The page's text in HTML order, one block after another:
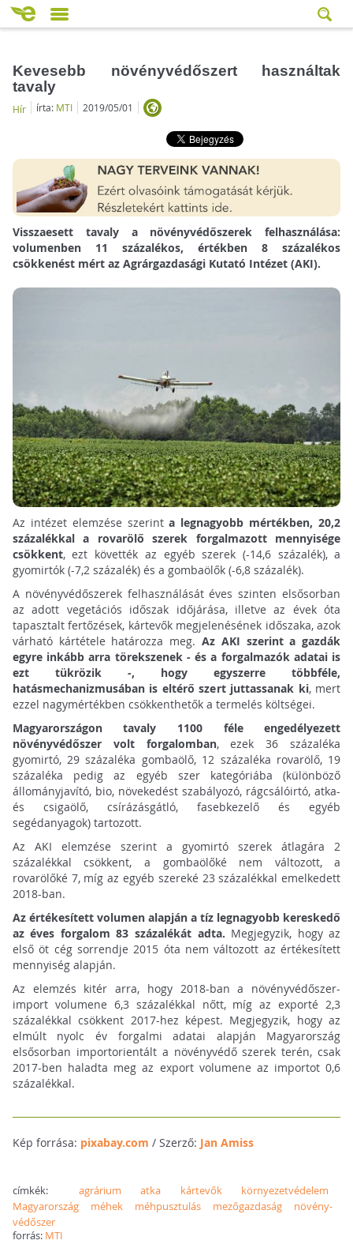
Kevesebb növényvédőszert használtak
tavaly
Hír írta: MTI 2019/05/01
Visszaesett tavaly a növényvédőszerek felhasználása:
volumenben 11 százalékos, értékben 8 százalékos
csökkenést mért az Agrárgazdasági Kutató Intézet (AKI).
Az intézet elemzése szerinta legnagyobb mértékben, 20,2
százalékkal a rovarölő szerek forgalmazott mennyisége
csökkent, ezt követték az egyéb szerek (-14,6 százalék), a
gyomirtók (-7,2 százalék) és a gombaölők (-6,8 százalék).
A növényvédőszerek felhasználását éves szinten elsősorban
az adott vegetációs időszak időjárása, illetve az évek óta
tapasztalt fertőzések, kártevők megjelenésének időszaka, azok
várható kártétele határozza meg. Az AKI szerint a gazdák
egyre inkább arra törekszenek - és a forgalmazók adatai is
ezt tükrözik -, hogy egyszerre többféle,
hatásmechanizmusában is eltérő szert juttassanak ki, mert
ezzel nagymértékben csökkenthetők a termelés költségei.
Magyarországon tavaly 1100 féle engedélyezett
növényvédőszer volt forgalomban, ezek 36 százaléka
gyomirtó, 29 százaléka gombaölő, 12 százaléka rovarölő, 19
százaléka pedig az egyéb szer kategóriába (különböző
állományjavító, bio, növekedést szabályozó, rágcsálóirtó, atka-
és csigaölő, csírázásgátló, fasebkezelő és egyéb
segédanyagok) tartozott.
Az AKI elemzése szerint a gyomirtó szerek átlagára 2
százalékkal csökkent, a gombaölőké nem változott, a
rovarölőké 7, míg az egyéb szereké 23 százalékkal emelkedett
2018-ban.
Az értékesített volumen alapján a tíz legnagyobb kereskedő
az éves forgalom 83 százalékát adta. Megjegyzik, hogy az
első öt cég sorrendje 2015 óta nem változott az értékesített
mennyiség alapján.
Az elemzés kitér arra, hogy 2018-ban a növényvédőszer-
import volumene 6,3 százalékkal nőtt, míg az exporté 2,3
százalékkal csökkent 2017-hez képest. Megjegyzik, hogy az
elmúlt nyolc év forgalmi adatai alapján Magyarország
elsősorban importorientált a növényvédő szerek terén, csak
2017-ben haladta meg az export volumene az importot 0,6
százalékkal.
Kép forrása: pixabay.com / Szerző: Jan Amiss
címkék: agrárium atka kártevők
környezetvédelem
Magyarország
méhek méhpusztulás mezőgazdaság
növény-
védőszer
forrás: MTI